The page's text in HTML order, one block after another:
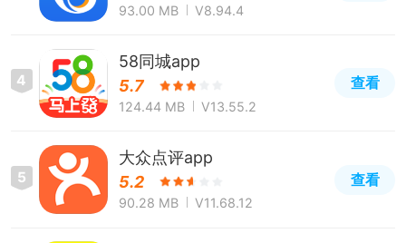
93.00 MB V8.94.4
4
58同城app
5.7
124.44 MB V13.55.2
查看
5
大众点评app
5.2
90.28 MB V11.68.12
查看